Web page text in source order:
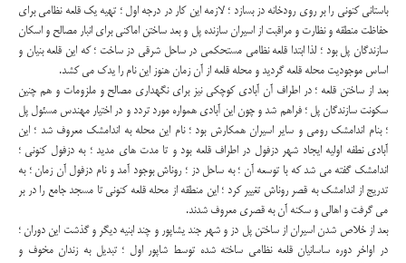
باستانی کنونی را بر روی رودخانه دز بسازد ؛ لازمه این کار در درجه اول ؛ تهیه یک قلعه نظامی برای
حفاظت منطقه و نظارت و مراقبت از اسیران سازنده پل و بعد ساختن اماکنی برای انبار مصالح و اسکان
سازندگان پل بود ؛ لذا ابتدا قلعه نظامی مستحکمی در ساحل شرقی دز ساخت ؛ که این قلعه بنیان و
اساس موجودیت محله قلعه گردید و محله قلعه از آن زمان هنوز این نام را یدک می کشد.
بعد از ساختن قلعه ؛ در اطراف آن آبادی کوچکی نیز برای نگهداری مصالح و ملزومات و هم چنین
سکونت سازندگان پل ؛ فراهم شد و چون این آبادی همواره مورد تردد و در اختیار مهندس مسئول پل
؛ بنام اندامشک رومی و سایر اسیران همکارش بود ؛ نام این محله به اندامشک معروف شد ؛ این
آبادی نطفه اولیه ایجاد شهر دزفول در اطراف قلعه بود و تا مدت های مدید ؛ به دزفول کنونی ؛
اندامشک گفته می شد که با توسعه آن ؛ به ساحل دز ؛ روناش بوجود آمد و نام دزفول آن زمان ؛ به
تدریج از اندامشک به قصر روناش تغییر کرد ؛ این منطقه از محله قلعه کنونی تا مسجد جامع را در بر
می گرفت و اهالی و سکنه آن به قصری معروف شدند.
بعد از خلاص شدن اسیران از ساختن پل دز و شهر جند یشاپور و چند ابنیه دیگر و گذشت این دوران ؛
در اواخر دوره ساسانیان قلعه نظامی ساخته شده توسط شاپور اول ؛ تبدیل به زندان مخوف و